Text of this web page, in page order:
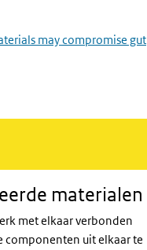
may compromise gut
materialen
met elkaar verbonden
componenten uit elkaar te